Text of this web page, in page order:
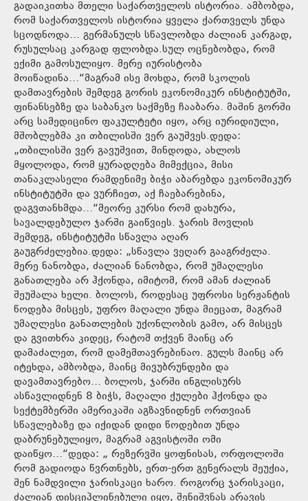
გადაიკითხა მთელი საქართველოს ისტორია. ამბობდა,
რომ საქართველოს ისტორია ყველა ქართველს უნდა
სცოდნოდა… გერმანულს სწავლობდა ძალიან კარგად,
რუსულსაც კარგად ფლობდა.სულ ოცნებობდა, რომ
ექიმი გამოსულიყო. მერე იურისტობა
მოიწადინა…“მაგრამ ისე მოხდა, რომ სკოლის
დამთავრების შემდეგ გორის ეკონომიკურ ინსტიტუტში,
ფინანსებზე და საბანკო საქმეზე ჩააბარა. მაშინ გორში
არც სამედიცინო ფაკულტეტი იყო, არც იურიდიული,
მშობლებმა კი თბილისში ვერ გაუშვეს.დედა:
„თბილისში ვერ გავუშვით, მინდოდა, ახლოს
მყოლოდა, რომ ყურადღება მიმექცია, მისი
თანაკლასელი რამდენიმე ბიჭი აბარებდა ეკონომიკურ
ინსტიტუტში და ვურჩიეთ, აქ ჩაებარებინა,
დაგვთანხმდა…“მეორე კურსი რომ დახურა,
სავალდებულო ჯარში გაიწვიეს. ჯარის მოვლის
შემდეგ, ინსტიტუტში სწავლა აღარ
გაუგრძელებია.დედა: „სწავლა ვეღარ გააგრძელა.
მერე ნანობდა, ძალიან ნანობდა, რომ უმაღლესი
განათლება არ ჰქონდა, იმიტომ, რომ ამან ძალიან
შეუშალა ხელი. ბოლოს, როდესაც უფროსი სერჟანტის
წოდება მისცეს, უფრო მაღალი უნდა მიეცათ, მაგრამ
უმაღლესი განათლების უქონლობის გამო, არ მისცეს
და გვითხრა კიდეც, რატომ თქვენ მაინც არ
დამაძალეთ, რომ დამემთავრებინაო. გულს მაინც არ
იტეხდა, ამბობდა, მაინც მივუბრუნდები და
დავამთავრებო… ბოლოს, ჯარში ინგლისურს
ასწავლიდნენ 8 ბიჭს, მაღალი ქულები ჰქონდა და
სექტემბერში ამერიკაში აგზავნიდნენ ორთვიან
სწავლებაზე და იქიდან დიდი წოდებით უნდა
დაბრუნებულიყო, მაგრამ აგვისტოში ომი
დაიწყო…“დედა: „ რეზერვში ყოფნისას, ორფოლოში
რომ გადიოდა წვრთნებს, ერთ-ერთ გენერალს შეუქია,
შენ ნამდვილი ჯარისკაცი ხარო. როგორც ჯარისკაცი,
ძალიან დისციპლინებული იყო, შენიშვნას არავის